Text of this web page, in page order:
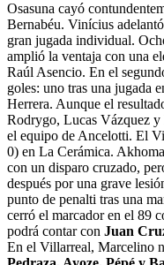
Osasuna cayó
Bernabéu. Vinícius
gran jugada individual.
amplió la ventaja con una
Raúl Asencio. En el
goles: uno tras una jugada
Herrera. Aunque el
Rodrygo, Lucas Vázquez
el equipo de Ancelotti. El
0) en La Cerámica.
con un disparo cruzado,
después por una grave
punto de penalti tras una
cerró el marcador en el 89
podrá contar con Juan
En el Villarreal, Marcelino